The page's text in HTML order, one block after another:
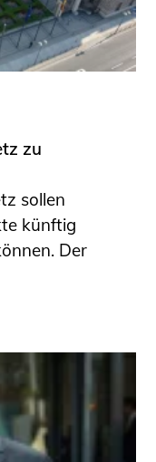
zu
sollen
künftig
Der